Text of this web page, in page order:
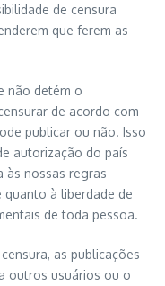
de censura
que ferem as
não detém o
de acordo com
publicar ou não. Isso
autorização do país
às nossas regras
à liberdade de
de toda pessoa.
as publicações
outros usuários ou o